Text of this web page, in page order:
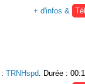
+ d'infos &
: TRNHspd. Durée :